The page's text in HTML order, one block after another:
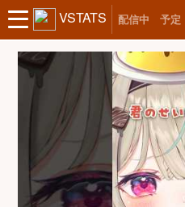
VSTATS 配信中 予定